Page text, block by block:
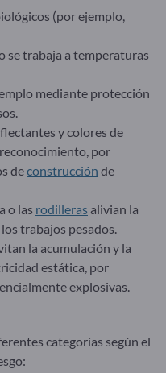
(por ejemplo,
se trabaja a temperaturas
mediante protección
y colores de
por
deconstrucción de
o las rodilleras alivian la
trabajos pesados.
la acumulación y la
estática, por
explosivas.
categorías según el